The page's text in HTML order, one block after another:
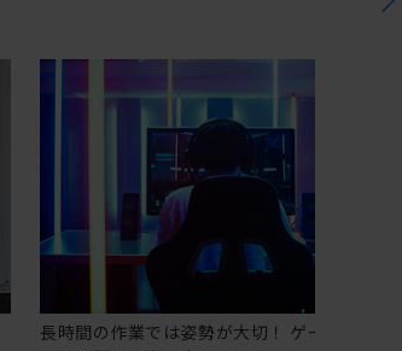
長時間の作業では姿勢が大切！ ゲーミングチ